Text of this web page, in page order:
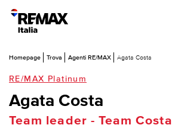
Homepage Trova Agenti RE/MAX Agata Costa
RE/MAX Platinum
Agata Costa
Team leader - Team Costa